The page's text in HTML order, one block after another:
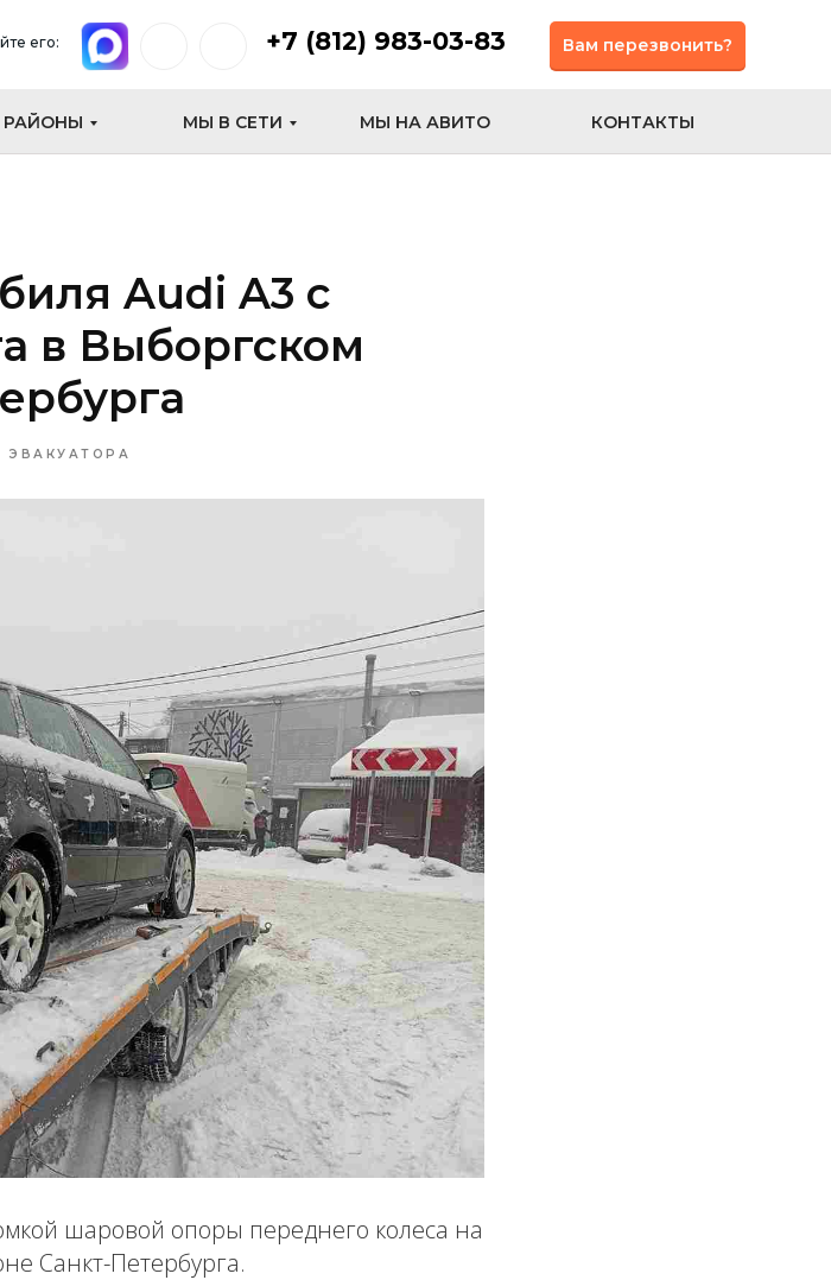
его: +7 (812) 983-03-83
РАЙОНЫ МЫ В СЕТИ МЫ НА АВИТО КОНТАКТЫ
Вам перезвонить?
Audi A3 с
в Выборгском
ЭВАКУАТОРА
шаровой опоры переднего колеса на
Санкт-Петербурга.